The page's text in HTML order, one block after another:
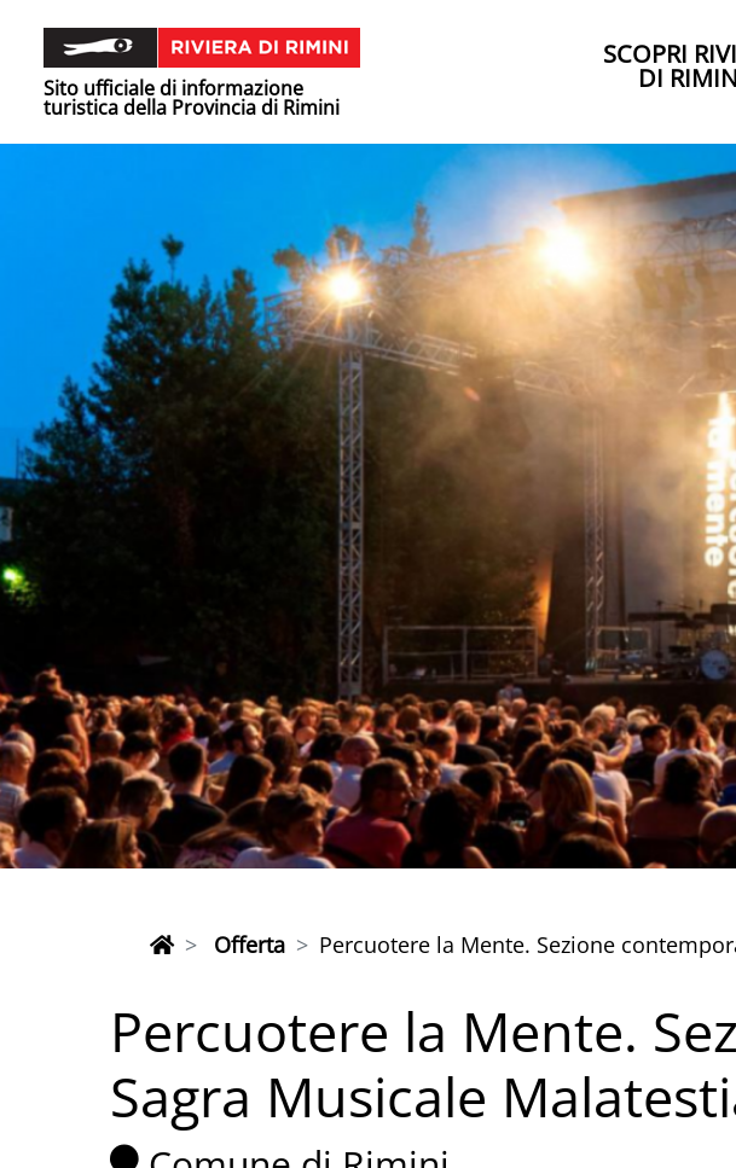
Sito ufficiale di informazione
turistica della Provincia di Rimini
SCOPRI
DI
Offerta Percuotere la Mente. Sezione
Percuotere la Mente.
Sagra Musicale